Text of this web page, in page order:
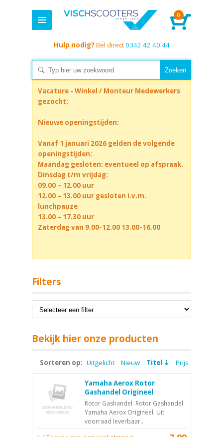
0
Hulp nodig? Bel direct0342 42 40 44
Vacature - Winkel / Monteur Medewerkers
gezocht:
Nieuwe openingstijden:
Vanaf 1 januari 2026 gelden de volgende
openingstijden:
Maandag gesloten: eventueel op afspraak.
Dinsdag t/m vrijdag:
09.00 – 12.00 uur
12.00 – 13.00 uur gesloten i.v.m.
lunchpauze
13.00 – 17.30 uur
Zaterdag van 9.00-12.00 13.00-16.00
Filters
Bekijk hier onze producten
Sorteren op: Uitgelicht Nieuw Titel Prijs
Yamaha Aerox Rotor
Gashandel Origineel
Rotor Gashandel: Rotor Gashandel
Yamaha Aerox Origineel. Uit
voorraad leverbaar..